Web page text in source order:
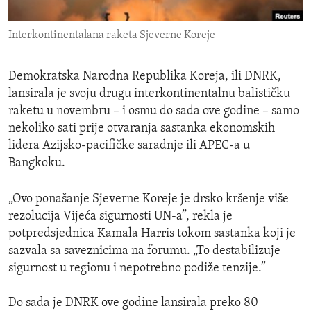
ENVIRONMENT AND HEALTH
IDEALS AND INSTITUTIONS
Interkontinentalana raketa Sjeverne Koreje
Demokratska Narodna Republika Koreja, ili DNRK,
lansirala je svoju drugu interkontinentalnu balističku
raketu u novembru – i osmu do sada ove godine – samo
nekoliko sati prije otvaranja sastanka ekonomskih
lidera Azijsko-pacifičke saradnje ili APEC-a u
Bangkoku.
„Ovo ponašanje Sjeverne Koreje je drsko kršenje više
rezolucija Vijeća sigurnosti UN-a”, rekla je
potpredsjednica Kamala Harris tokom sastanka koji je
sazvala sa saveznicima na forumu. „To destabilizuje
sigurnost u regionu i nepotrebno podiže tenzije.”
Do sada je DNRK ove godine lansirala preko 80